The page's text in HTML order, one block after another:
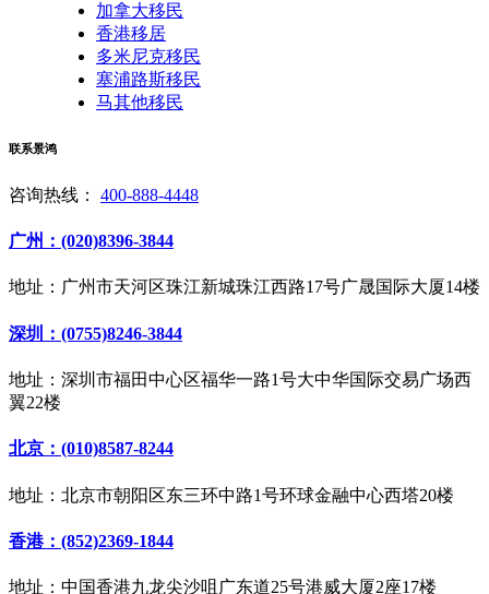
加拿大移民
香港移居
多米尼克移民
塞浦路斯移民
马其他移民
联系景鸿
咨询热线： 400-888-4448
广州：(020)8396-3844
地址：广州市天河区珠江新城珠江西路17号广晟国际大厦14楼
深圳：(0755)8246-3844
地址：深圳市福田中心区福华一路1号大中华国际交易广场西
翼22楼
北京：(010)8587-8244
地址：北京市朝阳区东三环中路1号环球金融中心西塔20楼
香港：(852)2369-1844
地址：中国香港九龙尖沙咀广东道25号港威大厦2座17楼